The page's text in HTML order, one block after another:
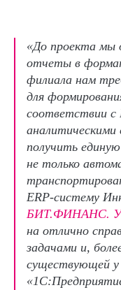
«До проекта мы
отчеты в
филиала нам
для
соответствии с
получить
не только
ERP-систему
БИТ.ФИНАНС.
на отлично
задачами и,
существующей у